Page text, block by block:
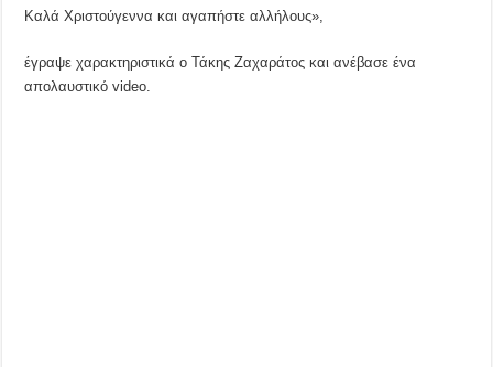
Καλά Χριστούγεννα και αγαπήστε αλλήλους»,
έγραψε χαρακτηριστικά ο Τάκης Ζαχαράτος και ανέβασε ένα
απολαυστικό video.